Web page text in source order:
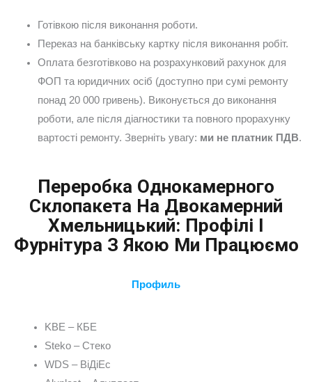
Готівкою після виконання роботи.
Переказ на банківську картку після виконання робіт.
Оплата безготівково на розрахунковий рахунок для
ФОП та юридичних осіб (доступно при сумі ремонту
понад 20 000 гривень). Виконується до виконання
роботи, але після діагностики та повного прорахунку
вартості ремонту. Зверніть увагу: ми не платник ПДВ.
Переробка Однокамерного
Склопакета На Двокамерний
Хмельницький: Профілі І
Фурнітура З Якою Ми Працюємо
Профиль
KBE – КБЕ
Steko – Стеко
WDS – ВіДіЕс